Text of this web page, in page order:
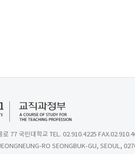
77 국민대학교 TEL. 02.910.4225
RO SEONGBUK-GU, SEOUL,